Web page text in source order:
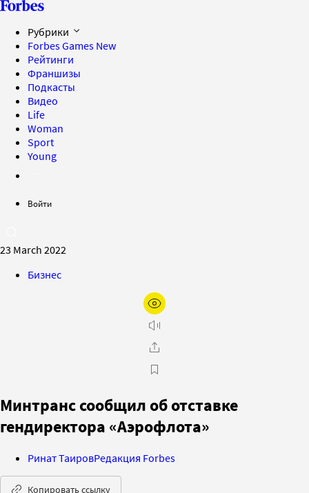
Рубрики
Forbes Games New
Рейтинги
Франшизы
Подкасты
Видео
Life
Woman
Sport
Young
Войти
23 March 2022
Бизнес
Минтранс сообщил об отставке
гендиректора «Аэрофлота»
Ринат ТаировРедакция Forbes
Копировать ссылку